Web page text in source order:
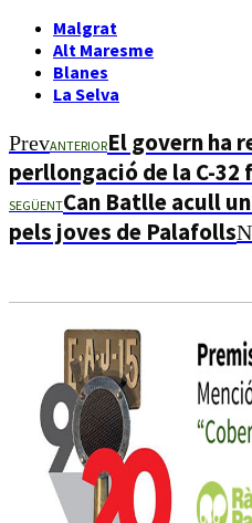
Malgrat
Alt Maresme
Blanes
La Selva
PrevANTERIOREl govern ha
perllongació de la C-32
SEGÜENTCan Batlle acull
pels joves de Palafolls